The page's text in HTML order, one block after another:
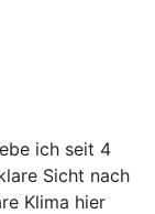
ich seit 4
Sicht nach
Klima hier